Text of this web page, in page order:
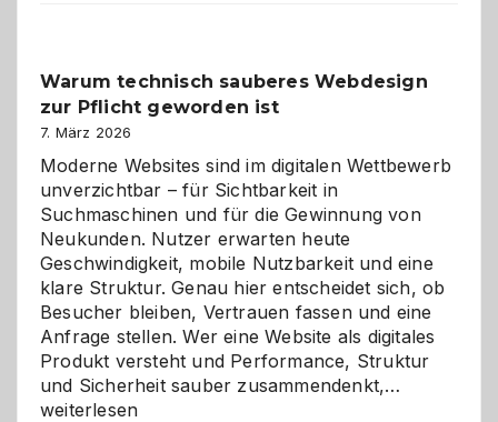
den
Logikrätseln
Warum technisch sauberes Webdesign
zur Pflicht geworden ist
7. März 2026
Moderne Websites sind im digitalen Wettbewerb
unverzichtbar – für Sichtbarkeit in
Suchmaschinen und für die Gewinnung von
Neukunden. Nutzer erwarten heute
Geschwindigkeit, mobile Nutzbarkeit und eine
klare Struktur. Genau hier entscheidet sich, ob
Besucher bleiben, Vertrauen fassen und eine
Anfrage stellen. Wer eine Website als digitales
Produkt versteht und Performance, Struktur
und Sicherheit sauber zusammendenkt,…
weiterlesen